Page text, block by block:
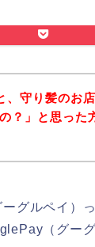
、守り髪のお
？」と思った
グルペイ）
（グー